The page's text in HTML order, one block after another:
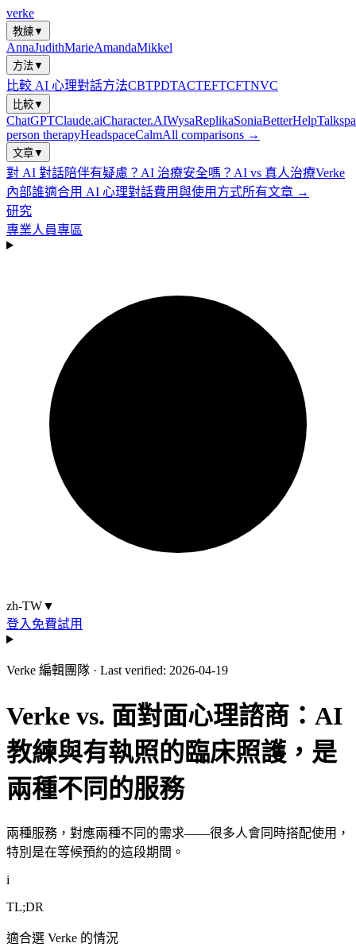
verke
教練▼
AnnaJudithMarieAmandaMikkel
方法▼
比較 AI 心理對話方法CBTPDTACTEFTCFTNVC
比較▼
ChatGPTClaude.aiCharacter.AIWysaReplikaSoniaBetterHelp
person therapyHeadspaceCalmAll comparisons →
文章▼
對 AI 對話陪伴有疑慮？ AI 治療安全嗎？ AI vs 真人治療Verke
內部誰適合用 AI 心理對話費用與使用方式所有文章 →
研究
專業人員專區
zh-TW▼
登入 免費試用
Verke 編輯團隊 · Last verified: 2026-04-19
Verke vs. 面對面心理諮商：AI
教練與有執照的臨床照護，是
兩種不同的服務
兩種服務，對應兩種不同的需求——很多人會同時搭配使用，
特別是在等候預約的這段期間。
i
TL;DR
適合選 Verke 的情況